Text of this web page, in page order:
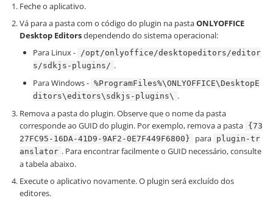
Feche o aplicativo.
Vá para a pasta com o código do plugin na pastaONLYOFFICE
Desktop Editorsdependendo do sistema operacional:
Para Linux - /opt/onlyoffice/desktopeditors/editor
s/sdkjs-plugins/ .
Para Windows - %ProgramFiles%\ONLYOFFICE\DesktopE
ditors\editors\sdkjs-plugins\ .
Remova a pasta do plugin. Observe que o nome da pasta
corresponde ao GUID do plugin. Por exemplo, remova a pasta {73
27FC95-16DA-41D9-9AF2-0E7F449F6800}
para plugin-tr
anslator . Para encontrar facilmente o GUID necessário, consulte
a tabela abaixo.
Execute o aplicativo novamente. O plugin será excluído dos
editores.